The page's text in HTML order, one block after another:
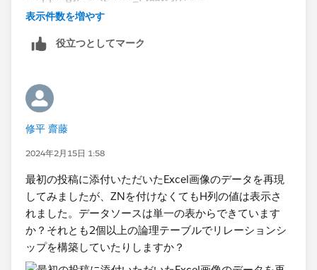
ています。
Tableauで計算する際、NULLが含まれると結果がNULL
になってしまいます。
ZN関数を使うとNULLを0に置き換えることができま
す。
カラム毎にNULLを0に処理してから足すことで正しく
計算できます。
表示件数を増やす
役立つとしてマーク
修平 齋藤
2024年2月15日 1:58
最初の投稿に添付いただいたExcel画像のデータを再現
してみましたが、ZNを付けなくてもH列の値は表示さ
れました。データソースは単一の表からできています
か？それとも2個以上の論理テーブルでリレーションシ
ップを構築していたりしますか？